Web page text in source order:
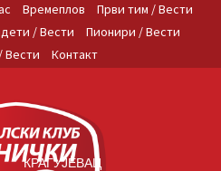
Времеплов
Први тим / Вести
/ Вести
Пионири / Вести
Вести
Контакт
КРАГУЈЕВАЦ